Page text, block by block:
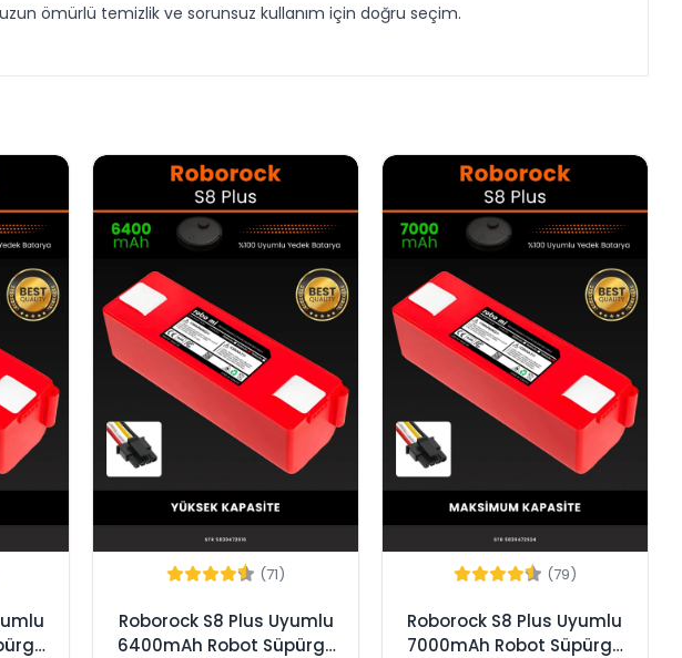
ömürlü temizlik ve sorunsuz kullanım için doğru seçim.
(71)
Roborock S8 Plus Uyumlu
6400mAh Robot Süpürge
(79)
Roborock S8 Plus Uyumlu
7000mAh Robot Süpürge